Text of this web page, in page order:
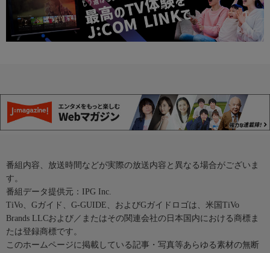
番組内容、放送時間などが実際の放送内容と異なる場合がございま
す。
番組データ提供元：IPG Inc.
TiVo、Gガイド、G-GUIDE、およびGガイドロゴは、米国TiVo
Brands LLCおよび／またはその関連会社の日本国内における商標ま
たは登録商標です。
このホームページに掲載している記事・写真等あらゆる素材の無断